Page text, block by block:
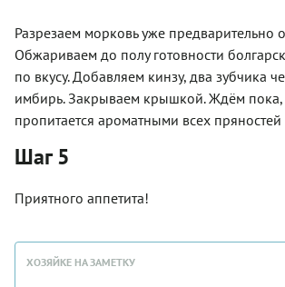
Разрезаем морковь уже предварительно
Обжариваем до полу готовности
по вкусу. Добавляем кинзу, два зубчика
имбирь. Закрываем крышкой. Ждём пока,
пропитается ароматными всех пряностей
Шаг 5
Приятного аппетита!
ХОЗЯЙКЕ НА ЗАМЕТКУ